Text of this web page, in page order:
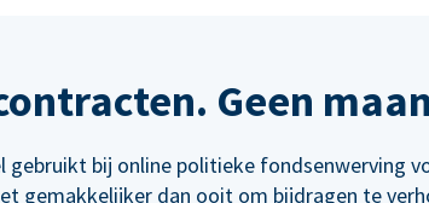
Geen
gebruikt bij online politieke fondsenwerving
gemakkelijker dan ooit om bijdragen te